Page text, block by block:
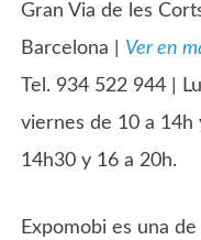
Gran Via de les
Barcelona | Ver en
Tel. 934 522 944 |
viernes de 10 a 14h
14h30 y 16 a 20h.
Expomobi es una